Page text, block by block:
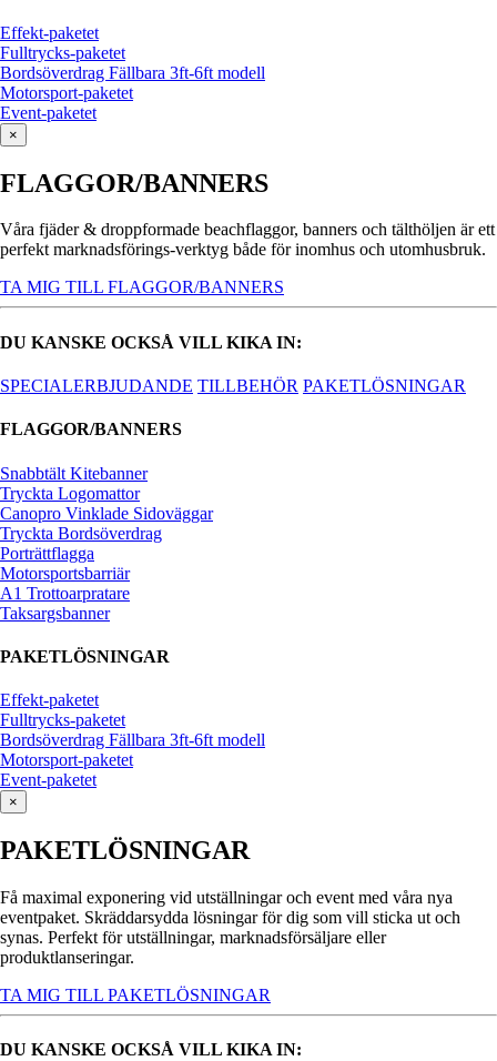
Effekt-paketet
Fulltrycks-paketet
Bordsöverdrag Fällbara 3ft-6ft modell
Motorsport-paketet
Event-paketet
×
FLAGGOR/BANNERS
Våra fjäder & droppformade beachflaggor, banners och tälthöljen är ett
perfekt marknadsförings-verktyg både för inomhus och utomhusbruk.
TA MIG TILL FLAGGOR/BANNERS
DU KANSKE OCKSÅ VILL KIKA IN:
SPECIALERBJUDANDE TILLBEHÖR PAKETLÖSNINGAR
FLAGGOR/BANNERS
Snabbtält Kitebanner
Tryckta Logomattor
Canopro Vinklade Sidoväggar
Tryckta Bordsöverdrag
Porträttflagga
Motorsportsbarriär
A1 Trottoarpratare
Taksargsbanner
PAKETLÖSNINGAR
Effekt-paketet
Fulltrycks-paketet
Bordsöverdrag Fällbara 3ft-6ft modell
Motorsport-paketet
Event-paketet
×
PAKETLÖSNINGAR
Få maximal exponering vid utställningar och event med våra nya
eventpaket. Skräddarsydda lösningar för dig som vill sticka ut och
synas. Perfekt för utställningar, marknadsförsäljare eller
produktlanseringar.
TA MIG TILL PAKETLÖSNINGAR
DU KANSKE OCKSÅ VILL KIKA IN: